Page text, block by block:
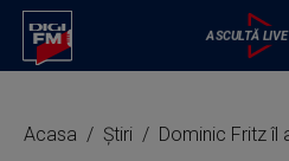
Acasa Știri Dominic Fritz îl apără pe Piedone: „Sunt